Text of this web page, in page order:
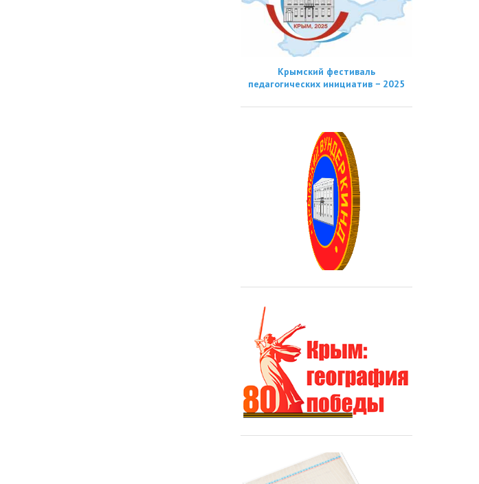
Крымский фестиваль
педагогических инициатив − 2025